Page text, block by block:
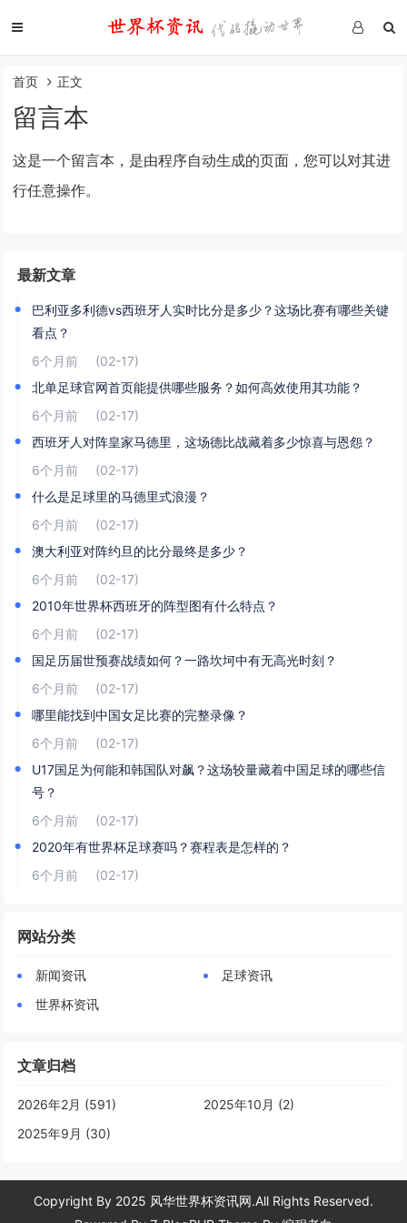
首页 正文
留言本
这是一个留言本，是由程序自动生成的页面，您可以对其进
行任意操作。
最新文章
巴利亚多利德vs西班牙人实时比分是多少？这场比赛有哪些关键
看点？
6个月前
(02-17)
北单足球官网首页能提供哪些服务？如何高效使用其功能？
6个月前
(02-17)
西班牙人对阵皇家马德里，这场德比战藏着多少惊喜与恩怨？
6个月前
(02-17)
什么是足球里的马德里式浪漫？
6个月前
(02-17)
澳大利亚对阵约旦的比分最终是多少？
6个月前
(02-17)
2010年世界杯西班牙的阵型图有什么特点？
6个月前
(02-17)
国足历届世预赛战绩如何？一路坎坷中有无高光时刻？
6个月前
(02-17)
哪里能找到中国女足比赛的完整录像？
6个月前
(02-17)
U17国足为何能和韩国队对飙？这场较量藏着中国足球的哪些信
号？
6个月前
(02-17)
2020年有世界杯足球赛吗？赛程表是怎样的？
6个月前
(02-17)
网站分类
新闻资讯
足球资讯
世界杯资讯
文章归档
2026年2月 (591)
2025年10月 (2)
2025年9月 (30)
Copyright By 2025 风华世界杯资讯网.All Rights Reserved.